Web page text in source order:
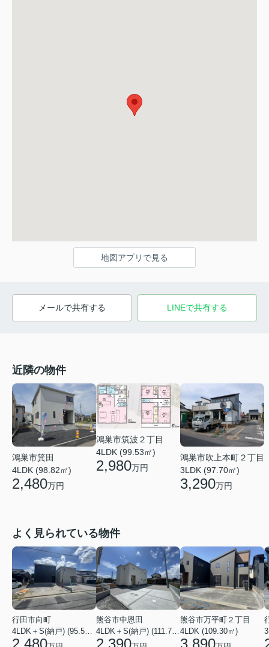
地図アプリで見る
メールで共有する LINEで共有する
近隣の物件
鴻巣市箕田
4LDK (98.82㎡)
2,480万円
鴻巣市筑波２丁目
4LDK (99.53㎡)
2,980万円
鴻巣市吹上本町２丁目
3LDK (97.70㎡)
3,290万円
よく見られている物件
行田市向町
4LDK＋S(納戸) (95.58㎡)
2,480
熊谷市中恩田
4LDK＋S(納戸) (111.78㎡)
2,390
熊谷市万平町２丁目
4LDK (109.30㎡)
3,890